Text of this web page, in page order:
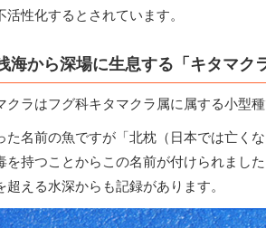
活性化するとされています。
海から深場に生息する「キタマク
クラはフグ科キタマクラ属に属する小型
た名前の魚ですが「北枕（日本では亡く
を持つことからこの名前が付けられまし
超える水深からも記録があります。